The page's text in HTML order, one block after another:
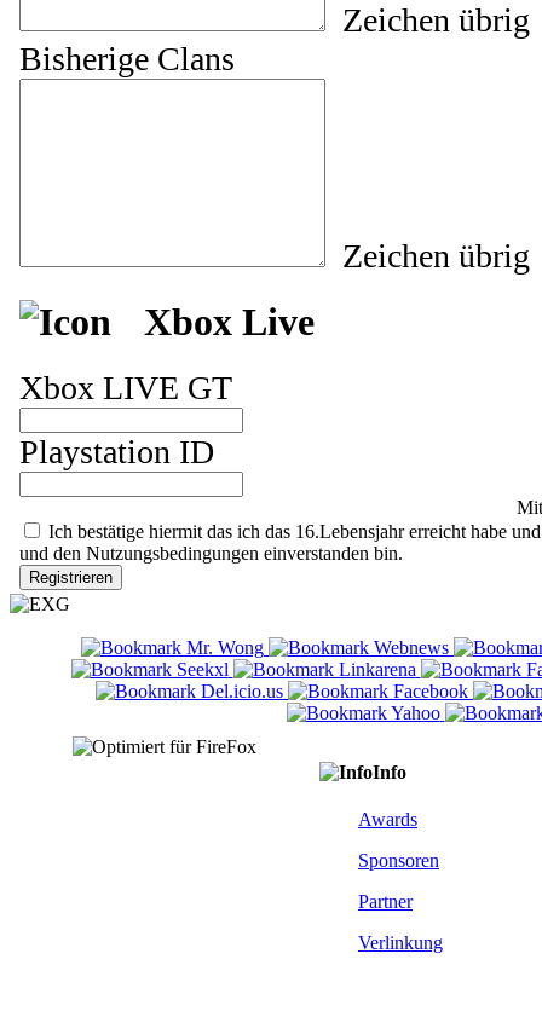
Zeichen übrig
Bisherige Clans
Zeichen übrig
Xbox Live
Xbox LIVE GT
Playstation ID
Ich bestätige hiermit das ich das 16.Lebensjahr erreicht habe
und den Nutzungsbedingungen einverstanden bin.
Info
Awards
Sponsoren
Partner
Verlinkung